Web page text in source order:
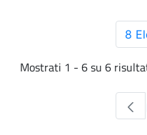
8
Mostrati 1 - 6 su 6